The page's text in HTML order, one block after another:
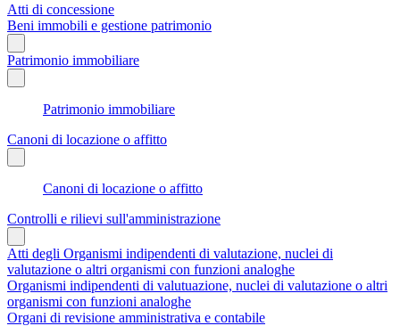
Atti di concessione
Beni immobili e gestione patrimonio
Patrimonio immobiliare
Patrimonio immobiliare
Canoni di locazione o affitto
Canoni di locazione o affitto
Controlli e rilievi sull'amministrazione
Atti degli Organismi indipendenti di valutazione, nuclei di
valutazione o altri organismi con funzioni analoghe
Organismi indipendenti di valutuazione, nuclei di valutazione o altri
organismi con funzioni analoghe
Organi di revisione amministrativa e contabile